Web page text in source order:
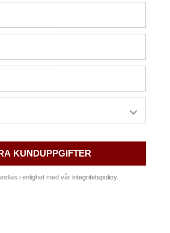
KUNDUPPGIFTER
i enlighet med vår integritetspolicy.